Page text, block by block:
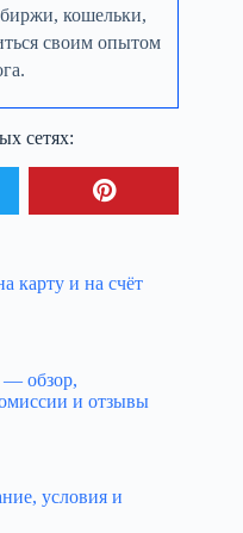
кошельки,
своим опытом
сетях:
карту и на счёт
— обзор,
и отзывы
условия и